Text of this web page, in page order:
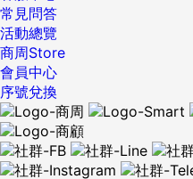
常見問答
活動總覽
商周Store
會員中心
序號兌換